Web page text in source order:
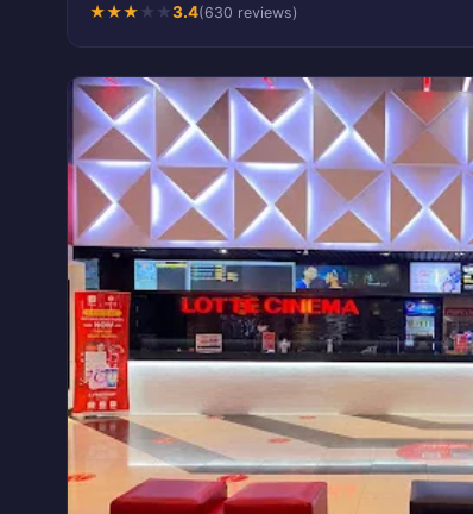
★★★★ ★3.4(630 reviews)